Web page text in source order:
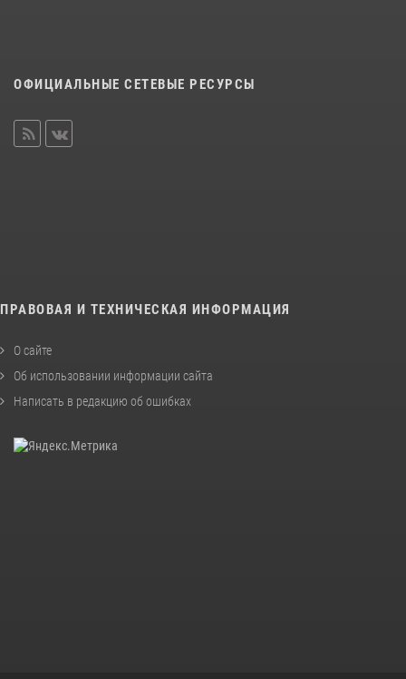
ОФИЦИАЛЬНЫЕ СЕТЕВЫЕ РЕСУРСЫ
ПРАВОВАЯ И ТЕХНИЧЕСКАЯ ИНФОРМАЦИЯ
О сайте
Об использовании информации сайта
Написать в редакцию об ошибках